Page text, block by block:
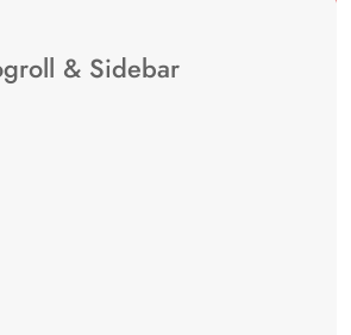
& Sidebar